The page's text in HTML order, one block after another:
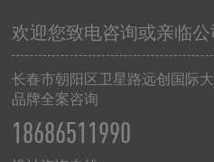
欢迎您致电咨询或亲临公
长春市朝阳区卫星路远创国际
品牌全案咨询
18686511990